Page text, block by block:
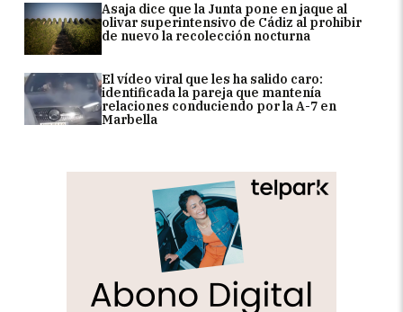
Asaja dice que la Junta pone en jaque al
olivar superintensivo de Cádiz al prohibir
de nuevo la recolección nocturna
El vídeo viral que les ha salido caro:
identificada la pareja que mantenía
relaciones conduciendo por la A-7 en
Marbella